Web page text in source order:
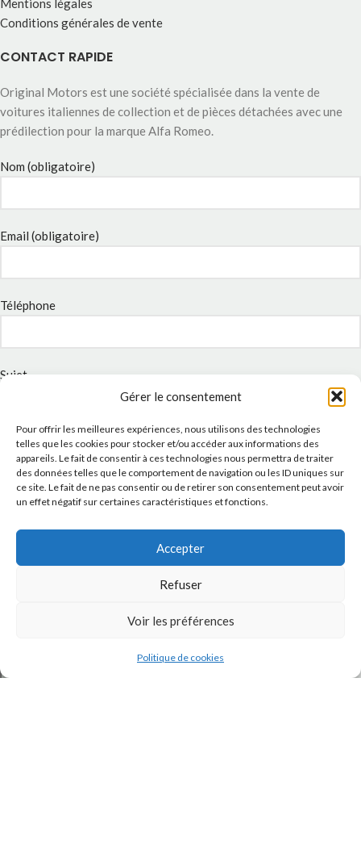
Gérer le consentement
Pour offrir les meilleures expériences, nous utilisons des technologies
telles que les cookies pour stocker et/ou accéder aux informations des
appareils. Le fait de consentir à ces technologies nous permettra de traiter
des données telles que le comportement de navigation ou les ID uniques sur
ce site. Le fait de ne pas consentir ou de retirer son consentement peut avoir
un effet négatif sur certaines caractéristiques et fonctions.
Accepter
Refuser
Voir les préférences
Politique de cookies
Mentions légales
Conditions générales de vente
CONTACT RAPIDE
Original Motors est une société spécialisée dans la vente de
voitures italiennes de collection et de pièces détachées avec une
prédilection pour la marque Alfa Romeo.
Nom (obligatoire)
Email (obligatoire)
Téléphone
Sujet
Message
Politique de confidentialité